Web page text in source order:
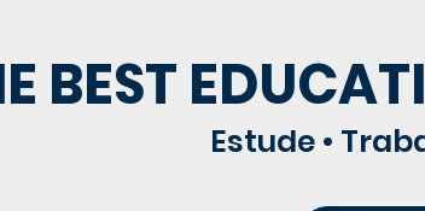
BEST
Estude •